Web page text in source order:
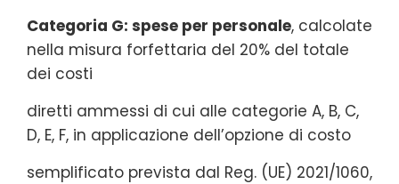
Categoria G: spese per personale, calcolate
nella misura forfettaria del 20% del totale
dei costi
diretti ammessi di cui alle categorie A, B, C,
D, E, F, in applicazione dell’opzione di costo
semplificato prevista dal Reg. (UE) 2021/1060,